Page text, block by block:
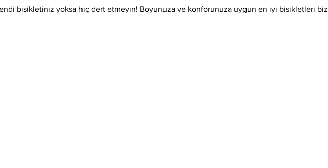
bisikletiniz yoksa hiç dert etmeyin! Boyunuza ve konforunuza uygun en iyi bisikletleri biz